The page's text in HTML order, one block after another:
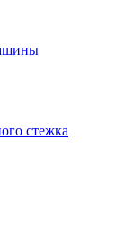
стежка